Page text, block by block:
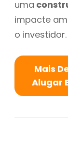
uma
impacte
o investidor.
Mais
Alugar